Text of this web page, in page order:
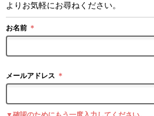
よりお気軽にお尋ねください。
お名前 ＊
メールアドレス ＊